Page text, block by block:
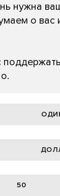
нужна
о вас
50